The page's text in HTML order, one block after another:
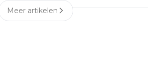
Meer artikelen